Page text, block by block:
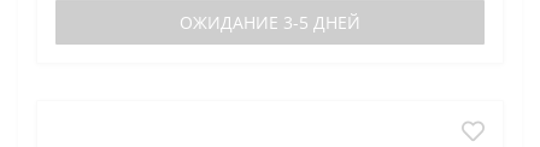
ОЖИДАНИЕ 3-5 ДНЕЙ